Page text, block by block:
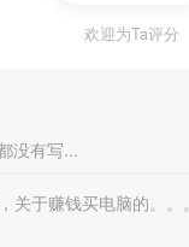
欢迎为Ta评分
没有写...
关于赚钱买电脑的。。。